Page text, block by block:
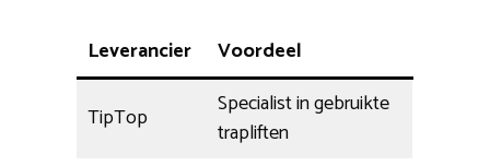
Leverancier Voordeel
TipTop
Specialist in gebruikte
trapliften